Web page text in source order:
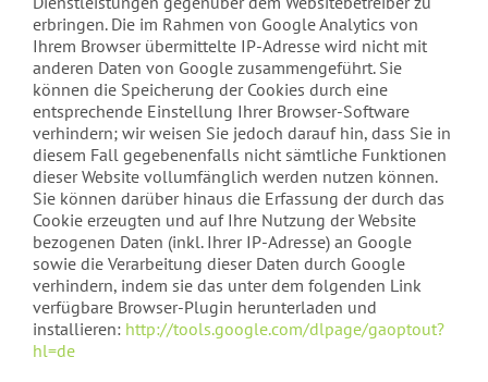
erbringen. Die im Rahmen von Google Analytics von
Ihrem Browser übermittelte IP-Adresse wird nicht mit
anderen Daten von Google zusammengeführt. Sie
können die Speicherung der Cookies durch eine
entsprechende Einstellung Ihrer Browser-Software
verhindern; wir weisen Sie jedoch darauf hin, dass Sie in
diesem Fall gegebenenfalls nicht sämtliche Funktionen
dieser Website vollumfänglich werden nutzen können.
Sie können darüber hinaus die Erfassung der durch das
Cookie erzeugten und auf Ihre Nutzung der Website
bezogenen Daten (inkl. Ihrer IP-Adresse) an Google
sowie die Verarbeitung dieser Daten durch Google
verhindern, indem sie das unter dem folgenden Link
verfügbare Browser-Plugin herunterladen und
installieren: http://tools.google.com/dlpage/gaoptout?
hl=de